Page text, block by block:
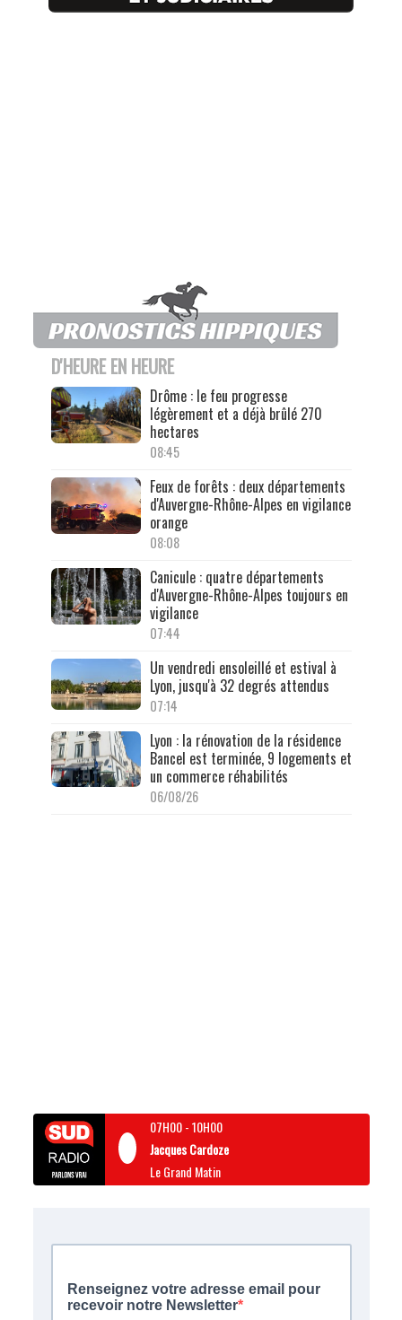
D'HEURE EN HEURE
Drôme : le feu progresse
légèrement et a déjà brûlé 270
hectares
08:45
Feux de forêts : deux départements
d'Auvergne-Rhône-Alpes en vigilance
orange
08:08
Canicule : quatre départements
d'Auvergne-Rhône-Alpes toujours en
vigilance
07:44
Un vendredi ensoleillé et estival à
Lyon, jusqu'à 32 degrés attendus
07:14
Lyon : la rénovation de la résidence
Bancel est terminée, 9 logements et
un commerce réhabilités
06/08/26
07H00-10H00
Jacques Cardoze
Le Grand Matin